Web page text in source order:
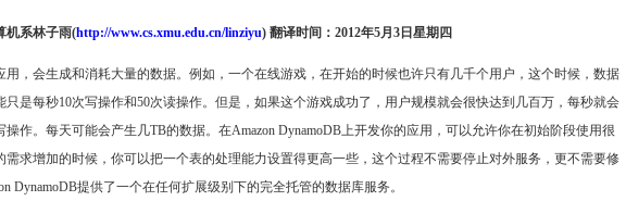
机系林子雨(http://www.cs.xmu.edu.cn/linziyu) 翻译时间： 2012年5月 3 日星期四
，会生成和消耗大量的数据。例如，一个在线游戏，在开始的时候也许只有几千个用户，这个时候，数据
只是每秒10次写操作和50次读操作。但是，如果这个游戏成功了，用户规模就会很快达到几百万，每秒就会
操作。每天可能会产生几TB的数据。在Amazon DynamoDB上开发你的应用，可以允许你在初始阶段使用很
需求增加的时候，你可以把一个表的处理能力设置得更高一些，这个过程不需要停止对外服务，更不需要修
DynamoDB提供了一个在任何扩展级别下的完全托管的数据库服务。